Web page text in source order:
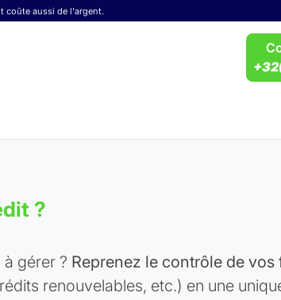
coûte aussi de l'argent.
?
gérer ? Reprenez le contrôle de vos
renouvelables, etc.) en une